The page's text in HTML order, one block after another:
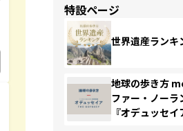
特設ページ
世界遺産ランキ
地球の歩き方
ファー・ノーラ
『オデュッセイ